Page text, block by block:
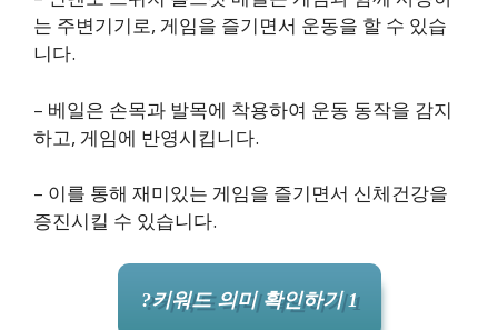
는 주변기기로, 게임을 즐기면서 운동을 할 수 있습
니다.
– 베일은 손목과 발목에 착용하여 운동 동작을 감지
하고, 게임에 반영시킵니다.
– 이를 통해 재미있는 게임을 즐기면서 신체건강을
증진시킬 수 있습니다.
?키워드 의미 확인하기 1